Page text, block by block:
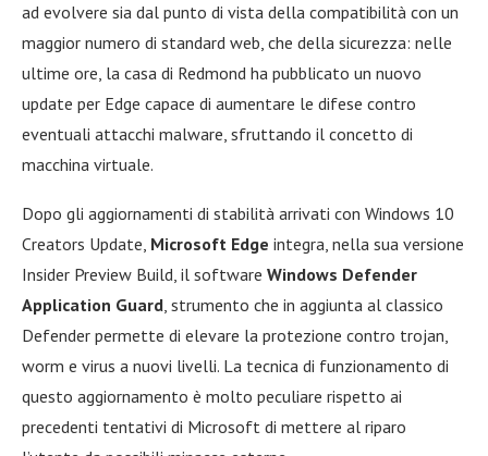
ad evolvere sia dal punto di vista della compatibilità con un
maggior numero di standard web, che della sicurezza: nelle
ultime ore, la casa di Redmond ha pubblicato un nuovo
update per Edge capace di aumentare le difese contro
eventuali attacchi malware, sfruttando il concetto di
macchina virtuale.
Dopo gli aggiornamenti di stabilità arrivati con Windows 10
Creators Update, Microsoft Edge integra, nella sua versione
Insider Preview Build, il software Windows Defender
Application Guard, strumento che in aggiunta al classico
Defender permette di elevare la protezione contro trojan,
worm e virus a nuovi livelli. La tecnica di funzionamento di
questo aggiornamento è molto peculiare rispetto ai
precedenti tentativi di Microsoft di mettere al riparo